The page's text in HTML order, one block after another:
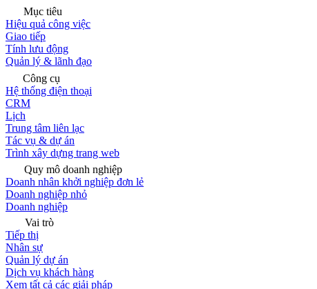
Mục tiêu
Hiệu quả công việc
Giao tiếp
Tính lưu động
Quản lý & lãnh đạo
Công cụ
Hệ thống điện thoại
CRM
Lịch
Trung tâm liên lạc
Tác vụ & dự án
Trình xây dựng trang web
Quy mô doanh nghiệp
Doanh nhân khởi nghiệp đơn lẻ
Doanh nghiệp nhỏ
Doanh nghiệp
Vai trò
Tiếp thị
Nhân sự
Quản lý dự án
Dịch vụ khách hàng
Xem tất cả các giải pháp